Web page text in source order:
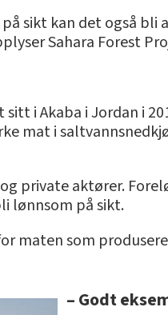
sikt kan det også bli
Sahara Forest
i Akaba i Jordan i
mat i
private aktører.
lønnsom på sikt.
maten som
– Godt